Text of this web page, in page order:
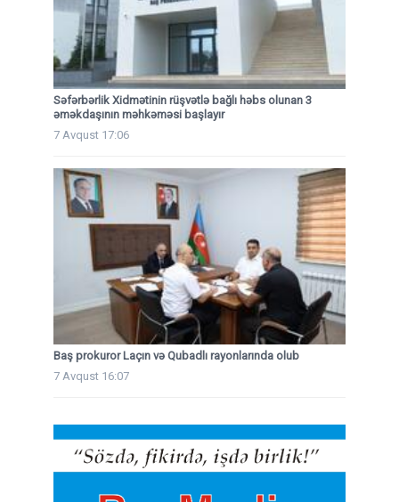
Səfərbərlik Xidmətinin rüşvətlə bağlı həbs olunan 3
əməkdaşının məhkəməsi başlayır
7 Avqust 17:06
Baş prokuror Laçın və Qubadlı rayonlarında olub
7 Avqust 16:07